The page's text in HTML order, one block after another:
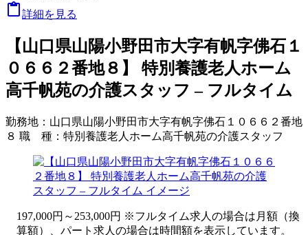
詳細を見る
【山口県山陽小野田市大字有帆字佛石１
０６６２番地８】 特別養護老人ホーム
高千帆苑の介護スタッフ – フルタイム
勤務地： 山口県山陽小野田市大字有帆字佛石１０６６２番地
８ 職 種： 特別養護老人ホーム高千帆苑の介護スタッフ
197,000円～253,000円 ※フルタイム求人の場合は月額（換
算額）、パート求人の場合は時間額を表示しています。